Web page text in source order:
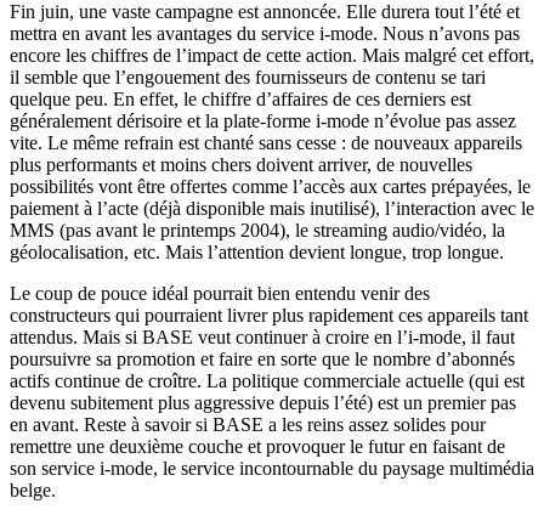
Fin juin, une vaste campagne est annoncée. Elle durera tout l’été et
mettra en avant les avantages du service i-mode. Nous n’avons pas
encore les chiffres de l’impact de cette action. Mais malgré cet effort,
il semble que l’engouement des fournisseurs de contenu se tari
quelque peu. En effet, le chiffre d’affaires de ces derniers est
généralement dérisoire et la plate-forme i-mode n’évolue pas assez
vite. Le même refrain est chanté sans cesse : de nouveaux appareils
plus performants et moins chers doivent arriver, de nouvelles
possibilités vont être offertes comme l’accès aux cartes prépayées, le
paiement à l’acte (déjà disponible mais inutilisé), l’interaction avec le
MMS (pas avant le printemps 2004), le streaming audio/vidéo, la
géolocalisation, etc. Mais l’attention devient longue, trop longue.
Le coup de pouce idéal pourrait bien entendu venir des
constructeurs qui pourraient livrer plus rapidement ces appareils tant
attendus. Mais si BASE veut continuer à croire en l’i-mode, il faut
poursuivre sa promotion et faire en sorte que le nombre d’abonnés
actifs continue de croître. La politique commerciale actuelle (qui est
devenu subitement plus aggressive depuis l’été) est un premier pas
en avant. Reste à savoir si BASE a les reins assez solides pour
remettre une deuxième couche et provoquer le futur en faisant de
son service i-mode, le service incontournable du paysage multimédia
belge.